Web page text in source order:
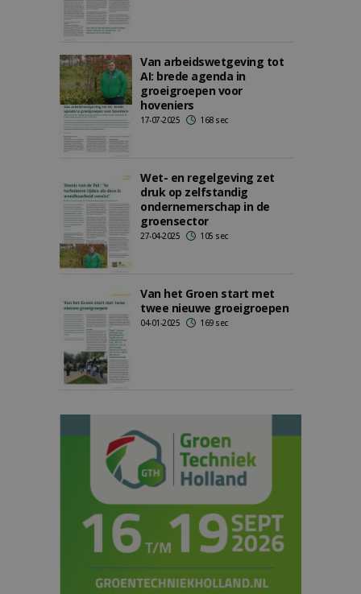
Van arbeidswetgeving tot
AI: brede agenda in
groeigroepen voor
hoveniers
17-07-2025 168 sec
Wet- en regelgeving zet
druk op zelfstandig
ondernemerschap in de
groensector
27-04-2025 105 sec
Van het Groen start met
twee nieuwe groeigroepen
04-01-2025 169 sec